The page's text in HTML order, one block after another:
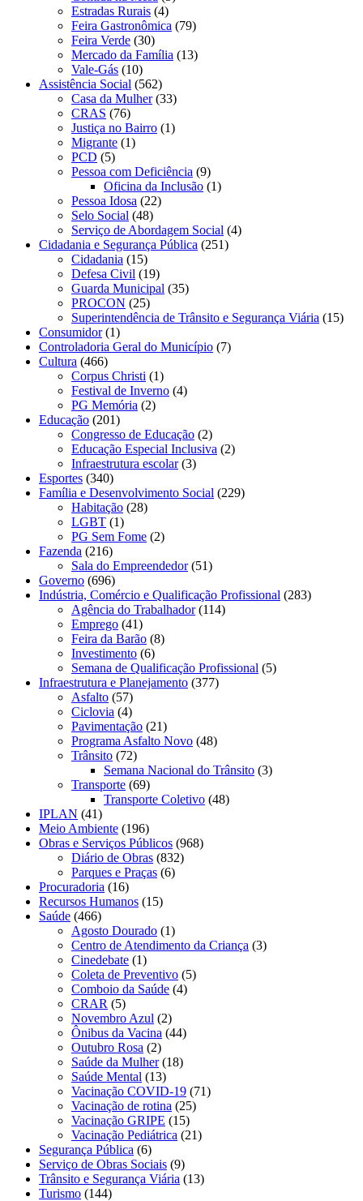
Estradas Rurais (4)
Feira Gastronômica (79)
Feira Verde (30)
Mercado da Família (13)
Vale-Gás (10)
Assistência Social (562)
Casa da Mulher(33)
CRAS (76)
Justiça no Bairro (1)
Migrante (1)
PCD (5)
Pessoa com Deficiência (9)
Oficina da Inclusão (1)
Pessoa Idosa (22)
Selo Social (48)
Serviço de Abordagem Social (4)
Cidadania e Segurança Pública (251)
Cidadania (15)
Defesa Civil (19)
Guarda Municipal (35)
PROCON (25)
Superintendência de Trânsito e Segurança Viária (15)
Consumidor(1)
Controladoria Geral do Município (7)
Cultura (466)
Corpus Christi (1)
Festival de Inverno (4)
PG Memória (2)
Educação (201)
Congresso de Educação (2)
Educação Especial Inclusiva (2)
Infraestrutura escolar(3)
Esportes (340)
Família e Desenvolvimento Social (229)
Habitação (28)
LGBT (1)
PG Sem Fome (2)
Fazenda (216)
Sala do Empreendedor(51)
Governo (696)
Indústria, Comércio e Qualificação Profissional (283)
Agência do Trabalhador(114)
Emprego (41)
Feira da Barão (8)
Investimento (6)
Semana de Qualificação Profissional (5)
Infraestrutura e Planejamento (377)
Asfalto (57)
Ciclovia (4)
Pavimentação (21)
Programa Asfalto Novo (48)
Trânsito (72)
Semana Nacional do Trânsito (3)
Transporte (69)
Transporte Coletivo (48)
IPLAN (41)
Meio Ambiente (196)
Obras e Serviços Públicos (968)
Diário de Obras (832)
Parques e Praças (6)
Procuradoria (16)
Recursos Humanos (15)
Saúde (466)
Agosto Dourado (1)
Centro de Atendimento da Criança (3)
Cinedebate (1)
Coleta de Preventivo (5)
Comboio da Saúde (4)
CRAR (5)
Novembro Azul (2)
Ônibus da Vacina (44)
Outubro Rosa (2)
Saúde da Mulher(18)
Saúde Mental (13)
Vacinação COVID-19 (71)
Vacinação de rotina (25)
Vacinação GRIPE (15)
Vacinação Pediátrica (21)
Segurança Pública (6)
Serviço de Obras Sociais (9)
Trânsito e Segurança Viária (13)
Turismo (144)